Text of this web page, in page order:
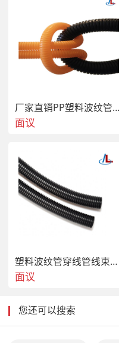
厂家直销PP塑料波纹管穿线管浪管AD21.2
面议
塑料波纹管穿线管线束护套浪管AD15.8
面议
您还可以搜索